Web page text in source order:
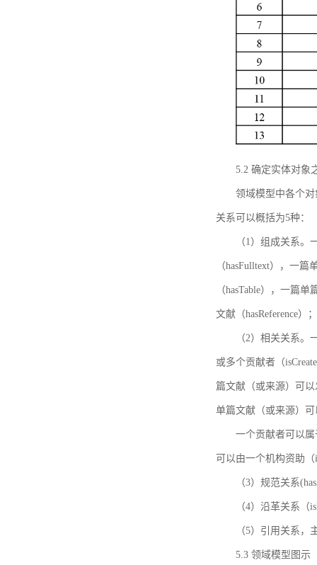
5.2 确定实体对象
领域模型中各个
关系可以概括为5种：
（1）组成关系
（hasFulltext），一
（hasTable），一篇
文献（hasReference）；
（2）相关关系
或多个贡献者（
篇文献（或来源）可
单篇文献（或来源）可
一个贡献者可以
可以由一个机构资助（
（3）规范关系
（4）沿革关系
（5）引用关系，
5.3 领域模型图示